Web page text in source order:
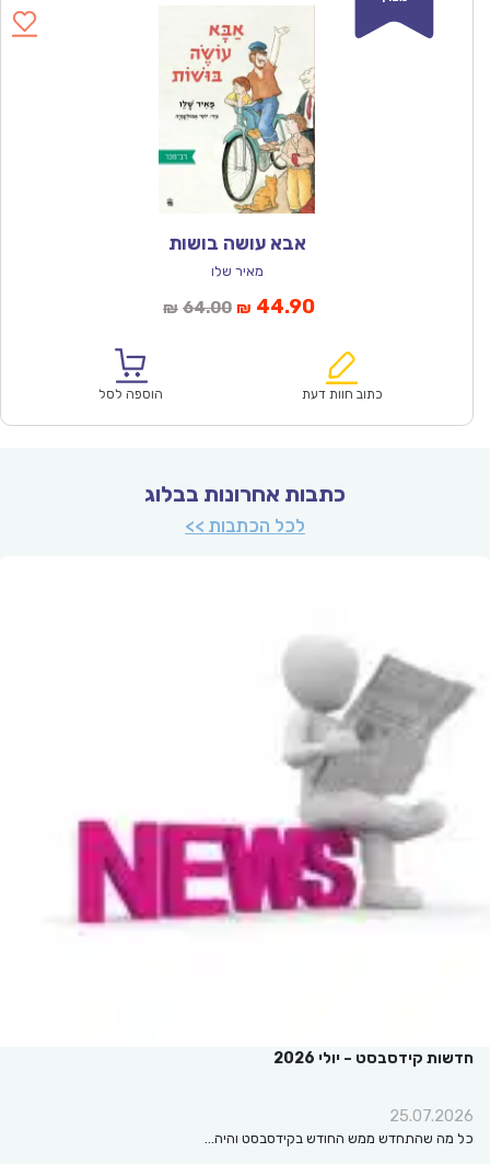
אבא עושה בושות
מאיר שלו
₪ 64.00המחיר
₪64.00.
₪ 44.90המחיר
הוא:
כתוב חוות דעת הוספה לסל
כתבות אחרונות בבלוג
לכל הכתבות >>
חדשות קידסבסט – יולי 2026
25.07.2026
כל מה שהתחדש ממש החודש בקידסבסט והיה…